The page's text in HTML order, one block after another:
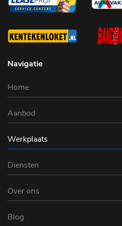
Navigatie
Home
Aanbod
Werkplaats
Diensten
Over ons
Blog